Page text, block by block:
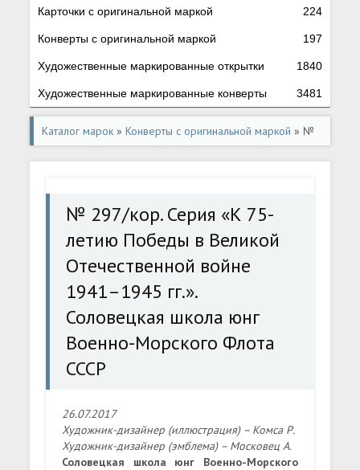
Карточки с оригинальной маркой 224
Конверты с оригинальной маркой 197
Художественные маркированные открытки 1840
Художественные маркированные конверты 3481
Каталог марок »Конверты с оригинальной маркой » №
297/кор. Серия «К 75-летию Победы в Великой
школа юнг Военно-Морского Флота СССР
№ 297/кор. Серия «К 75-
летию Победы в Великой
Отечественной войне
1941–1945 гг.».
Соловецкая школа юнг
Военно-Морского Флота
СССР
26.07.2017
Художник-дизайнер (иллюстрация) – Комса Р.
Художник-дизайнер (эмблема) – Московец А.
Соловецкая школа юнг Военно-Морского